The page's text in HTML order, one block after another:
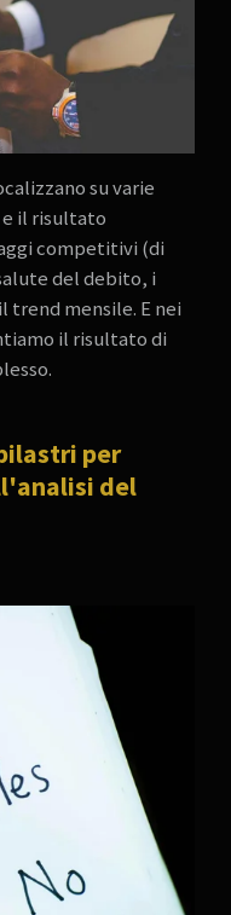
su varie
e il risultato
competitivi (di
del debito, i
mensile. E nei
il risultato di
per
del